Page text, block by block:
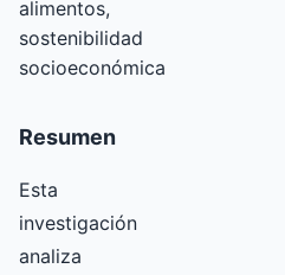
alimentos,
sostenibilidad
socioeconómica
Resumen
Esta
investigación
analiza